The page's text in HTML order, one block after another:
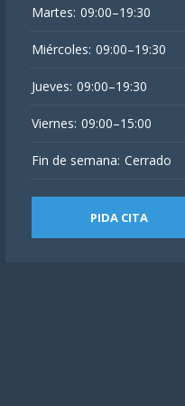
Martes: 09:00–19:30
Miércoles: 09:00–19:30
Jueves: 09:00–19:30
Viernes: 09:00–15:00
Fin de semana: Cerrado
PIDA CITA